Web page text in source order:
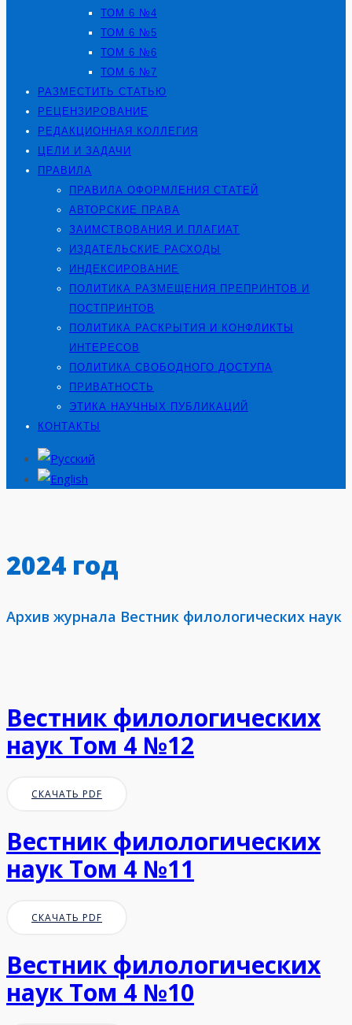
ТОМ 6 №4
ТОМ 6 №5
ТОМ 6 №6
ТОМ 6 №7
РАЗМЕСТИТЬ СТАТЬЮ
РЕЦЕНЗИРОВАНИЕ
РЕДАКЦИОННАЯ КОЛЛЕГИЯ
ЦЕЛИ И ЗАДАЧИ
ПРАВИЛА
ПРАВИЛА ОФОРМЛЕНИЯ СТАТЕЙ
АВТОРСКИЕ ПРАВА
ЗАИМСТВОВАНИЯ И ПЛАГИАТ
ИЗДАТЕЛЬСКИЕ РАСХОДЫ
ИНДЕКСИРОВАНИЕ
ПОЛИТИКА РАЗМЕЩЕНИЯ ПРЕПРИНТОВ И
ПОСТПРИНТОВ
ПОЛИТИКА РАСКРЫТИЯ И КОНФЛИКТЫ
ИНТЕРЕСОВ
ПОЛИТИКА СВОБОДНОГО ДОСТУПА
ПРИВАТНОСТЬ
ЭТИКА НАУЧНЫХ ПУБЛИКАЦИЙ
КОНТАКТЫ
2024 год
Архив журнала Вестник филологических наук
Вестник филологических
наук Том 4 №12
СКАЧАТЬ PDF
Вестник филологических
наук Том 4 №11
СКАЧАТЬ PDF
Вестник филологических
наук Том 4 №10